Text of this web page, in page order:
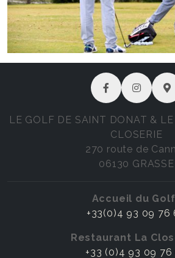
LE GOLF DE SAINT DONAT &
CLOSERIE
270 route de
06130 GRASSE
Accueil du
+33(0)4 93 09 76
Restaurant La
+33 (0)4 93 09 76